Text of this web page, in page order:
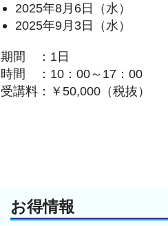
2025年8月6日（水）
2025年9月3日（水）
期間 ：1日
時間 ：10：00～17：00
受講料：￥50,000（税抜）
お得情報